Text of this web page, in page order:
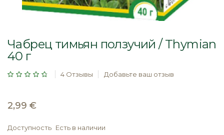
началу
галереи
изображений
Чабрец тимьян ползучий / Thymian
40 г
Рейтинг: 4 Отзывы Добавьте ваш отзыв
2,99 €
Доступность Есть в наличии